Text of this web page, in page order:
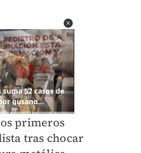
primeros
tras chocar